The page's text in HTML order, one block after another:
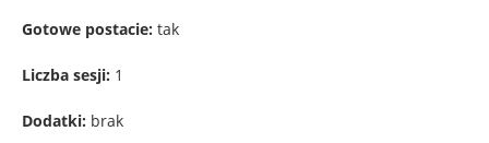
Gotowe postacie: tak
Liczba sesji: 1
Dodatki: brak